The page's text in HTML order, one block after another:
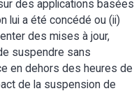
des applications basées
lui a été concédé ou (ii)
des mises à jour,
suspendre sans
en dehors des heures de
de la suspension de